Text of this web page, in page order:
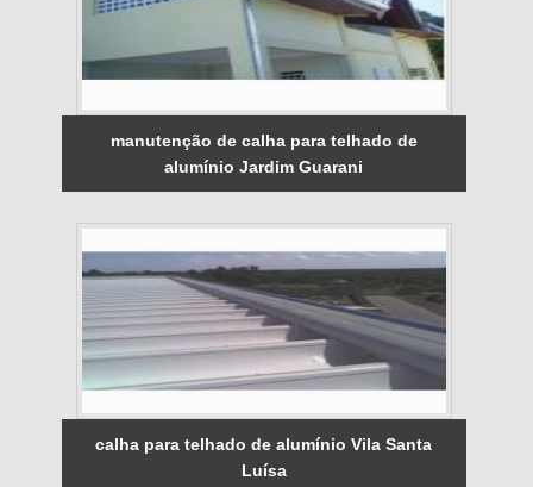
manutenção de calha para telhado de
alumínio Jardim Guarani
calha para telhado de alumínio Vila Santa
Luísa